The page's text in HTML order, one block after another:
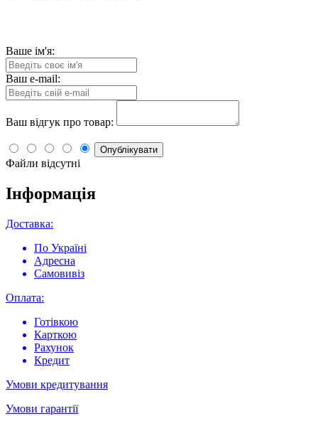
Ваше ім'я:
Ваш e-mail:
Ваш відгук про товар:
Опублікувати
Файли відсутні
Інформація
Доставка:
По Україні
Адресна
Самовивіз
Оплата:
Готівкою
Карткою
Рахунок
Кредит
Умови кредитування
Умови гарантії